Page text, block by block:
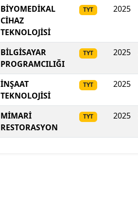
BİYOMEDİKAL
CİHAZ
TEKNOLOJİSİ
TYT 2025
BİLGİSAYAR
PROGRAMCILIĞI
TYT 2025
İNŞAAT
TEKNOLOJİSİ
TYT 2025
MİMARİ
RESTORASYON
TYT 2025